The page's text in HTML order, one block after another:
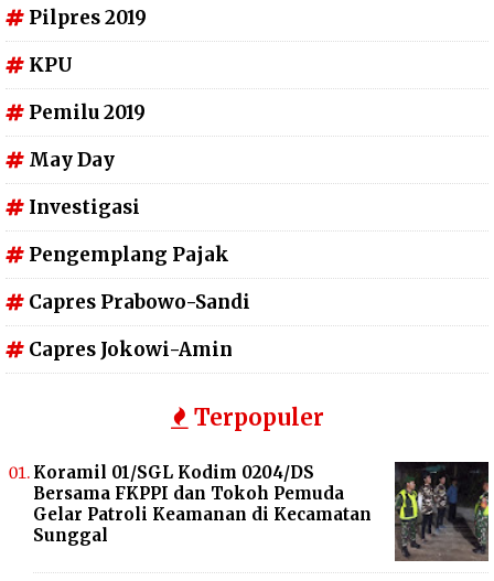
Pilpres 2019
KPU
Pemilu 2019
May Day
Investigasi
Pengemplang Pajak
Capres Prabowo-Sandi
Capres Jokowi-Amin
Terpopuler
Koramil 01/SGL Kodim 0204/DS
Bersama FKPPI dan Tokoh Pemuda
Gelar Patroli Keamanan di Kecamatan
Sunggal